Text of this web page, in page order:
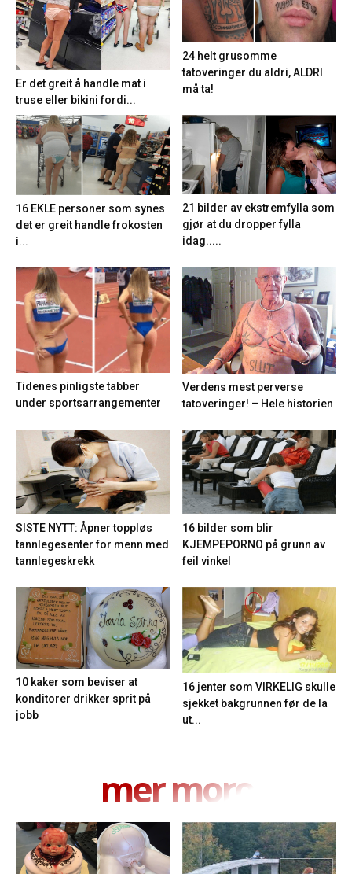
Er det greit å handle mat i
truse eller bikini fordi...
24 helt grusomme
tatoveringer du aldri, ALDRI
må ta!
16 EKLE personer som synes
det er greit handle frokosten
i...
21 bilder av ekstremfylla som
gjør at du dropper fylla
idag.....
Tidenes pinligste tabber
under sportsarrangementer
Verdens mest perverse
tatoveringer! – Hele historien
SISTE NYTT: Åpner toppløs
tannlegesenter for menn med
tannlegeskrekk
16 bilder som blir
KJEMPEPORNO på grunn av
feil vinkel
10 kaker som beviser at
konditorer drikker sprit på
jobb
16 jenter som VIRKELIG skulle
sjekket bakgrunnen før de la
ut...
mer moro